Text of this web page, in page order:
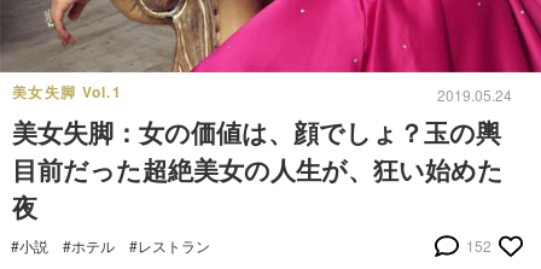
美女失脚 Vol.1 2019.05.24
美女失脚：女の価値は、顔でしょ？玉の輿
目前だった超絶美女の人生が、狂い始めた
夜
#小説 #ホテル #レストラン 152